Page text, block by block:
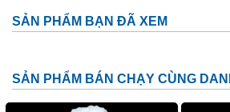
SẢN PHẨM BẠN ĐÃ XEM
SẢN PHẨM BÁN CHẠY CÙNG